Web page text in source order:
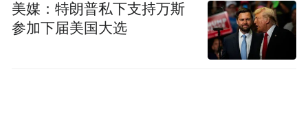
美媒：特朗普私下支持万斯
参加下届美国大选